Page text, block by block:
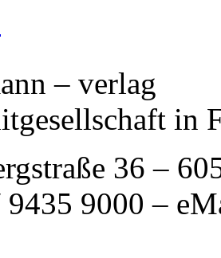
– verlag
in
36 –
9435 9000 –